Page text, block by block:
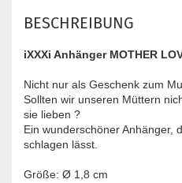
BESCHREIBUNG
iXXXi Anhänger MOTHER
Nicht nur als Geschenk zum
Sollten wir unseren Müttern
sie lieben ?
Ein wunderschöner Anhänger,
schlagen lässt.
Größe: Ø 1,8 cm